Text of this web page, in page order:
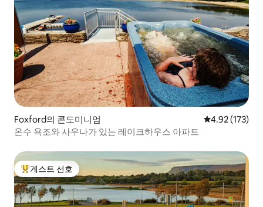
Foxford의 콘도미니엄 평점 4.92점(5
4.92 (173)
온수 욕조와 사우나가 있는 레이크하우스 아파트
상위 게스트 선호
게스트 선호